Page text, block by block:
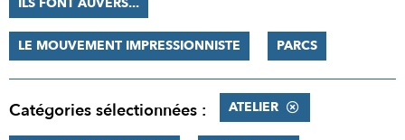
LE MOUVEMENT IMPRESSIONNISTE PARCS
Catégories sélectionnées : ATELIER